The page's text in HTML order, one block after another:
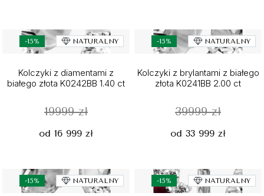
-15% NATURALNY
Kolczyki z diamentami z
białego złota K0242BB 1.40 ct
19999 zł
od 16 999 zł
-15% NATURALNY
Kolczyki z brylantami z białego
złota K0241BB 2.00 ct
39999 zł
od 33 999 zł
-15% NATURALNY -15% NATURALNY